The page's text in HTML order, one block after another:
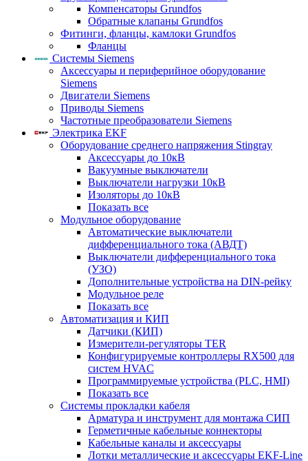
Компенсаторы Grundfos
Обратные клапаны Grundfos
Фитинги, фланцы, камлоки Grundfos
Фланцы
Системы Siemens
Аксессуары и периферийное оборудование
Siemens
Двигатели Siemens
Приводы Siemens
Частотные преобразователи Siemens
Электрика EKF
Оборудование среднего напряжения Stingray
Аксессуары до 10кВ
Вакуумные выключатели
Выключатели нагрузки 10кВ
Изоляторы до 10кВ
Показать все
Модульное оборудование
Автоматические выключатели
дифференциального тока (АВДТ)
Выключатели дифференциального тока
(УЗО)
Дополнительные устройства на DIN-рейку
Модульное реле
Показать все
Автоматизация и КИП
Датчики (КИП)
Измерители-регуляторы TER
Конфигурируемые контроллеры RX500 для
систем HVAC
Программируемые устройства (PLC, HMI)
Показать все
Системы прокладки кабеля
Арматура и инструмент для монтажа СИП
Герметичные кабельные коннекторы
Кабельные каналы и аксессуары
Лотки металлические и аксессуары EKF-Line